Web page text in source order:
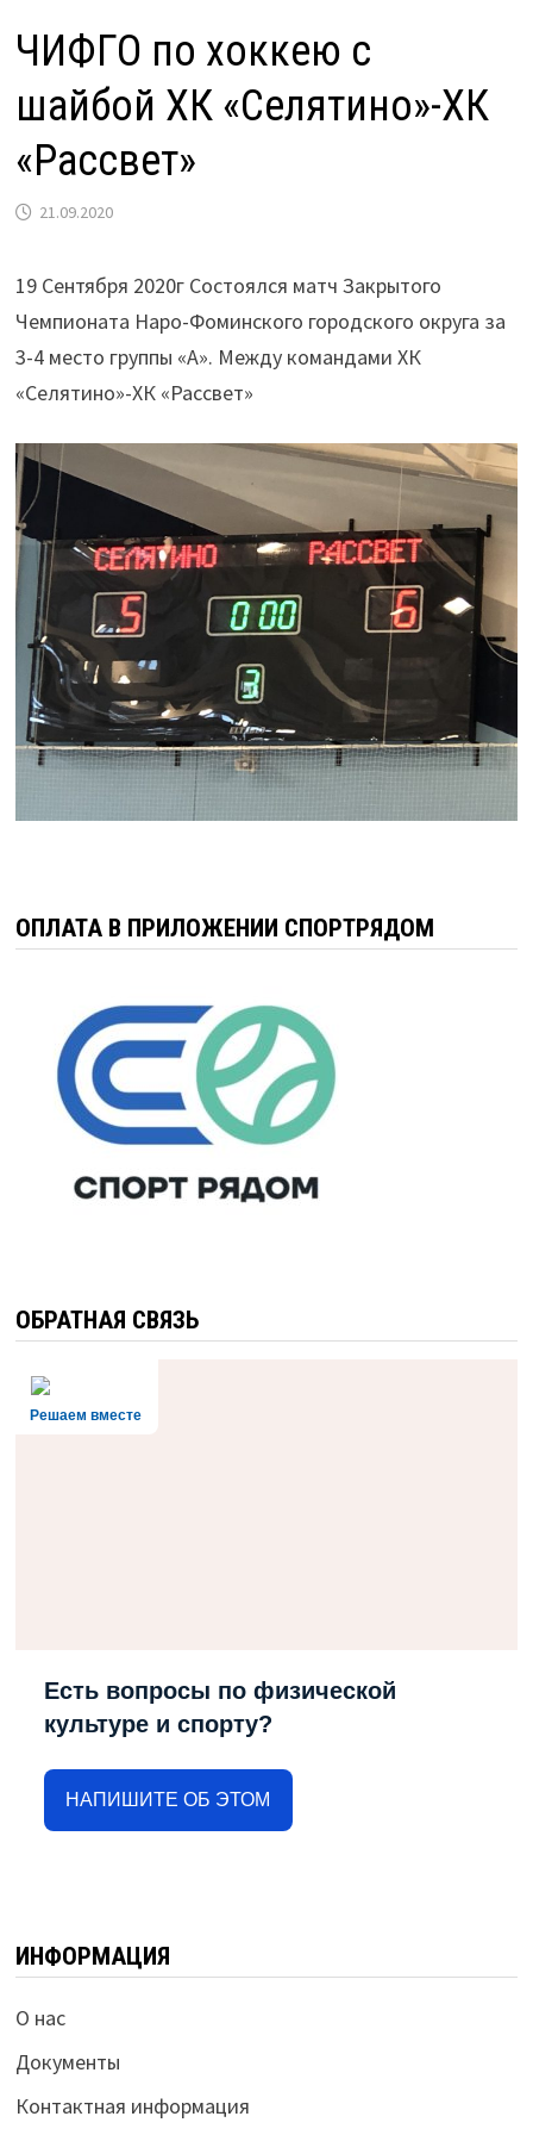
ЧИФГО по хоккею с
шайбой ХК «Селятино»-ХК
«Рассвет»
21.09.2020
19 Сентября 2020г Состоялся матч Закрытого
Чемпионата Наро-Фоминского городского округа за
3-4 место группы «А». Между командами ХК
«Селятино»-ХК «Рассвет»
ОПЛАТА В ПРИЛОЖЕНИИ СПОРТРЯДОМ
ОБРАТНАЯ СВЯЗЬ
Решаем вместе
Есть вопросы по физической
культуре и спорту?
НАПИШИТЕ ОБ ЭТОМ
ИНФОРМАЦИЯ
О нас
Документы
Контактная информация